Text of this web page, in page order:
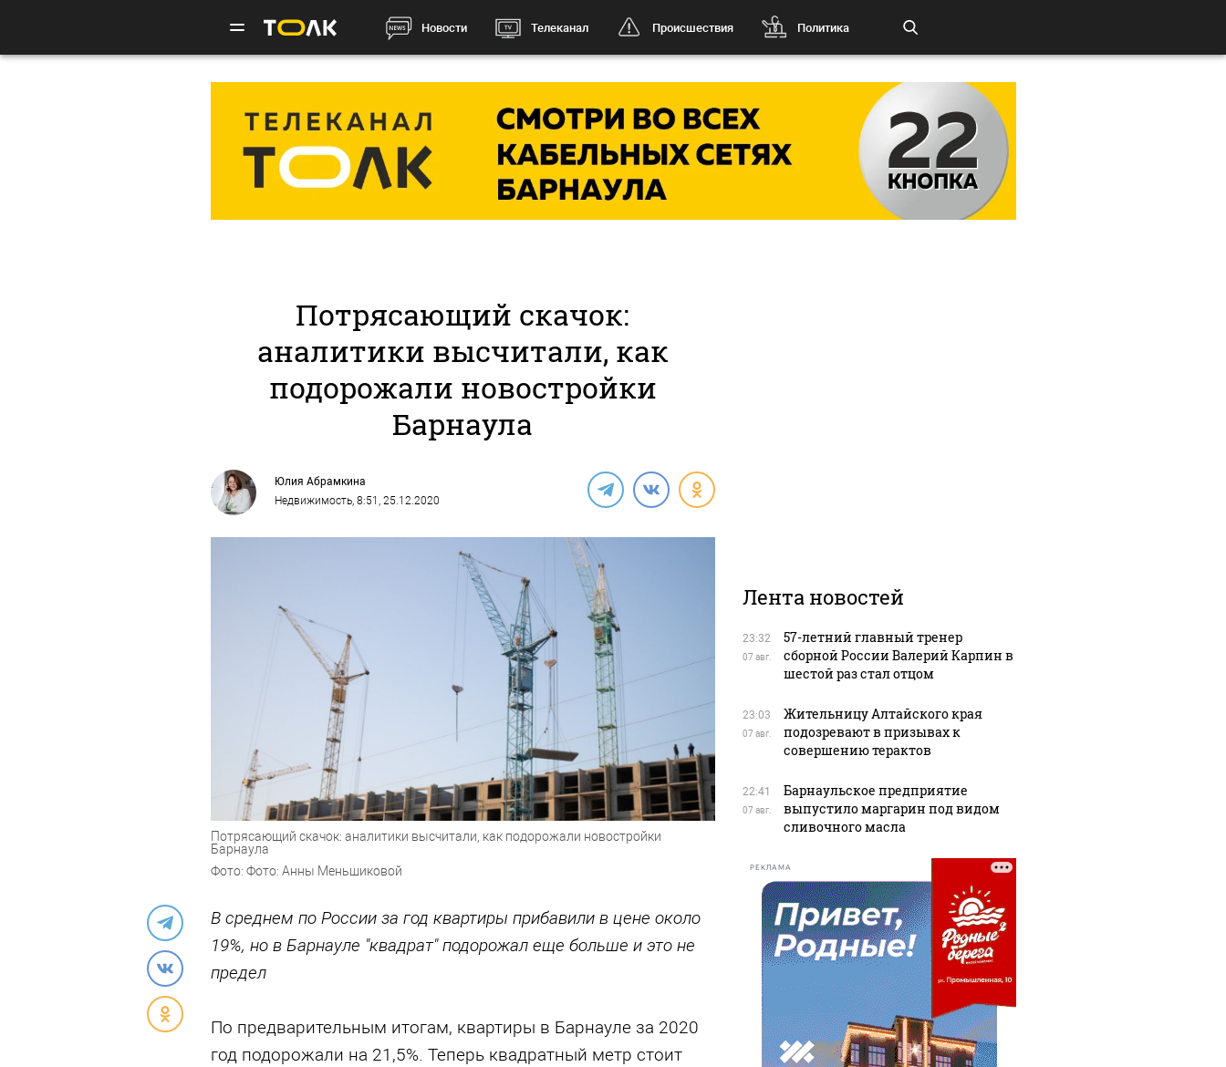
Новости Телеканал Происшествия Политика
Потрясающий скачок:
аналитики высчитали, как
подорожали новостройки
Барнаула
Юлия Абрамкина
Недвижимость, 8:51, 25.12.2020
Потрясающий скачок: аналитики высчитали, как подорожали новостройки
Барнаула
Фото: Фото: Анны Меньшиковой
В среднем по России за год квартиры прибавили в цене около
19%, но в Барнауле "квадрат" подорожал еще больше и это не
предел
По предварительным итогам, квартиры в Барнауле за 2020
год подорожали на 21,5%. Теперь квадратный метр стоит
Лента новостей
23:32
07 авг.
57-летний главный тренер
сборной России Валерий Карпин в
шестой раз стал отцом
23:03
07 авг.
Жительницу Алтайского края
подозревают в призывах к
совершению терактов
22:41
07 авг.
Барнаульское предприятие
выпустило маргарин под видом
сливочного масла
РЕКЛАМА